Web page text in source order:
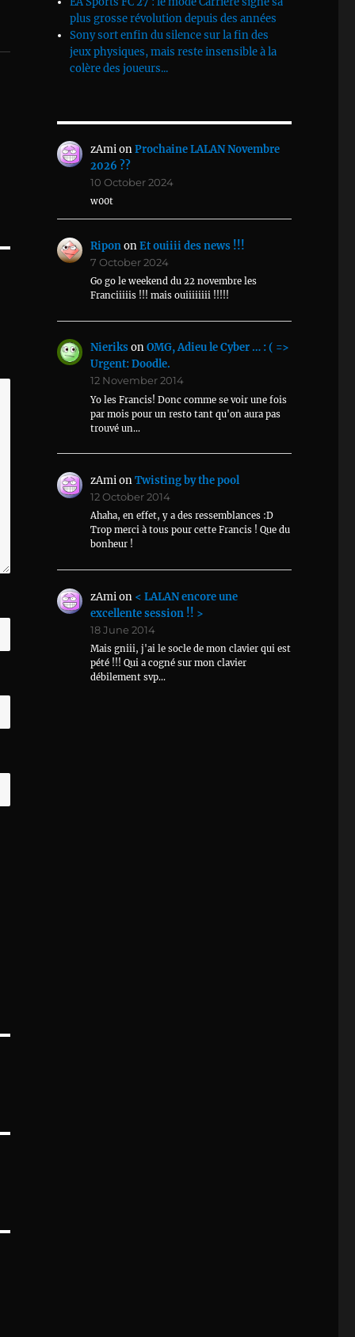
plus grosse révolution depuis des années
Sony sort enfin du silence sur la fin des
jeux physiques, mais reste insensible à la
colère des joueurs...
zAmionProchaine LALAN Novembre
2026 ??
10 October 2024
w00t
RipononEt ouiiii des news !!!
7 October 2024
Go go le weekend du 22 novembre les
Franciiiiis !!! mais ouiiiiiiii !!!!!
NieriksonOMG, Adieu le Cyber … : ( =>
Urgent: Doodle.
12 November 2014
Yo les Francis! Donc comme se voir une fois
par mois pour un resto tant qu'on aura pas
trouvé un…
zAmionTwisting by the pool
12 October 2014
Ahaha, en effet, y a des ressemblances :D
Trop merci à tous pour cette Francis ! Que du
bonheur !
zAmion < LALAN encore une
excellente session !! >
18 June 2014
Mais gniii, j'ai le socle de mon clavier qui est
pété !!! Qui a cogné sur mon clavier
débilement svp…